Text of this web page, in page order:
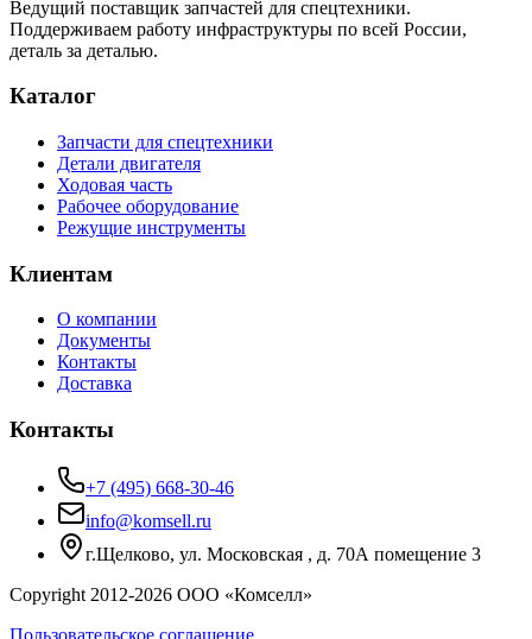
Ведущий поставщик запчастей для спецтехники.
Поддерживаем работу инфраструктуры по всей России,
деталь за деталью.
Каталог
Запчасти для спецтехники
Детали двигателя
Ходовая часть
Рабочее оборудование
Режущие инструменты
Клиентам
О компании
Документы
Контакты
Доставка
Контакты
+7 (495) 668-30-46
info@komsell.ru
г.Щелково, ул. Московская , д. 70А помещение 3
Copyright 2012-2026 ООО «Комселл»
Пользовательское соглашение